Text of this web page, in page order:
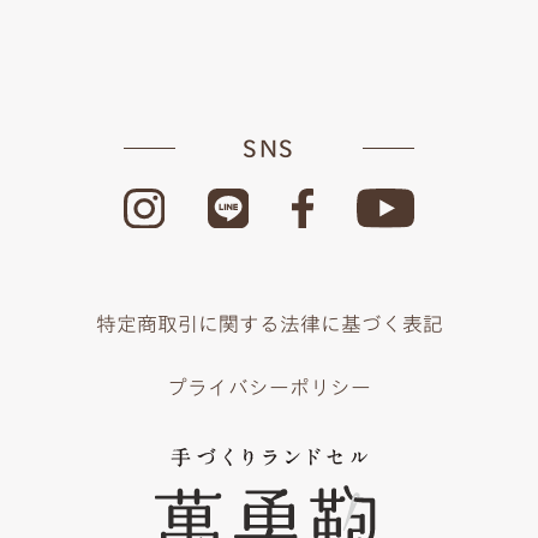
SNS
特定商取引に関する法律に基づく表記
プライバシーポリシー